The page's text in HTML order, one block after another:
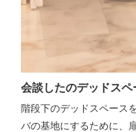
会談したのデッドスペ
階段下のデッドスペース
バの基地にするために、